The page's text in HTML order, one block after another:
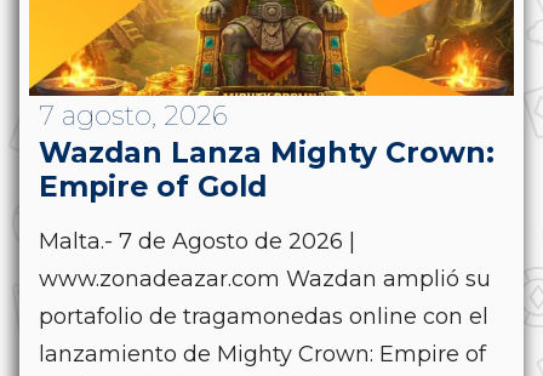
7 agosto, 2026
Wazdan Lanza Mighty Crown:
Empire of Gold
Malta.- 7 de Agosto de 2026 |
www.zonadeazar.com Wazdan amplió su
portafolio de tragamonedas online con el
lanzamiento de Mighty Crown: Empire of